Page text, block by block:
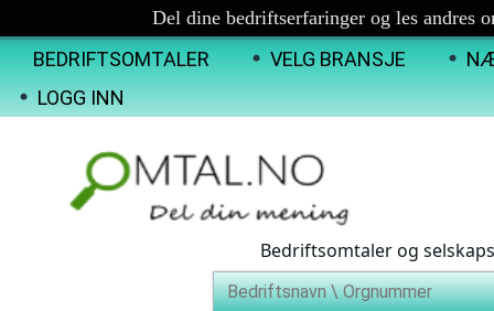
Del dine bedriftserfaringer og les andres
BEDRIFTSOMTALER VELG BRANSJE
LOGG INN
Bedriftsomtaler og